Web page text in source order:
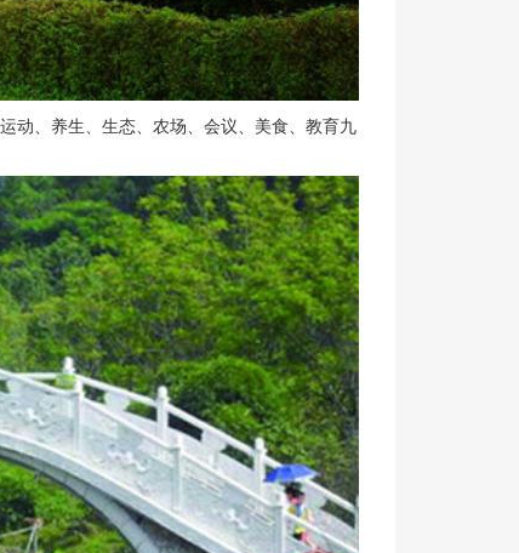
动、养生、生态、农场、会议、美食、教育九